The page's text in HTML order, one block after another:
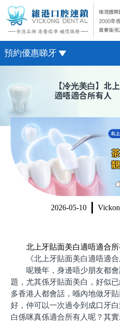
預約優惠睇牙
醫院簡介 hospital introduction
醫生介紹 doctor introduction
醫療新聞 medical news
種植牙 dental implant
箍牙 orthodontics
收費標準 change standard
微信預約
WhatsApp預約
【冷光美白】北
適唔適合所有人
2026-05-10
北上牙貼面美白適唔適合所
《北上牙貼面美白適唔適合
呢幾年，身邊唔少朋友都會
題，尤其係牙貼面美白，好似
多香港人都會話，喺內地做牙
好，仲可以一次過令到成口牙
白係咪真係適合所有人呢？其